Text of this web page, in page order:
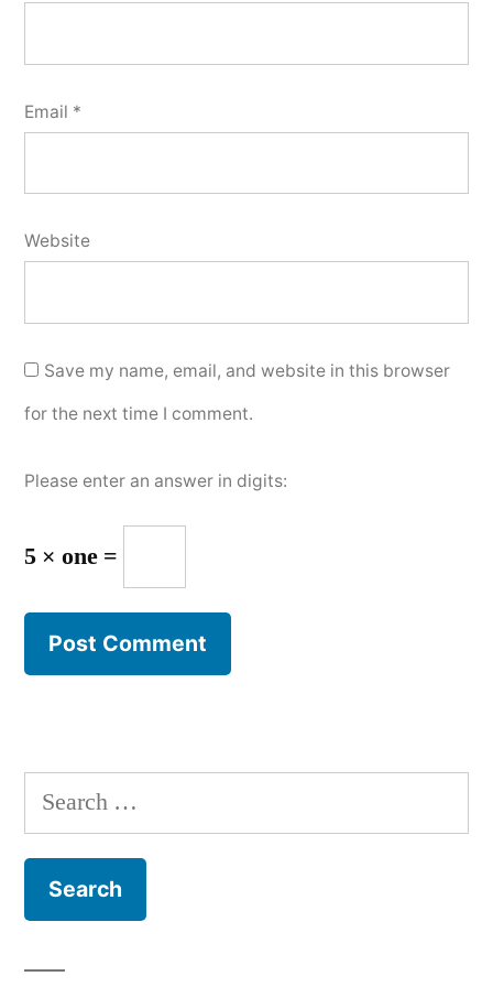
Email *
Website
Save my name, email, and website in this browser
for the next time I comment.
Please enter an answer in digits:
5 × one =
Search
for: